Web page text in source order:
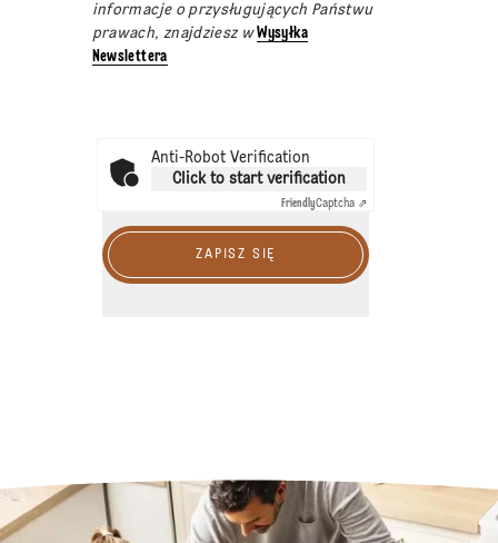
informacje o przysługujących Państwu
prawach, znajdziesz wWysyłka
Newslettera
Anti-Robot Verification
Click to start verification
FriendlyCaptcha ⇗
ZAPISZ SIĘ